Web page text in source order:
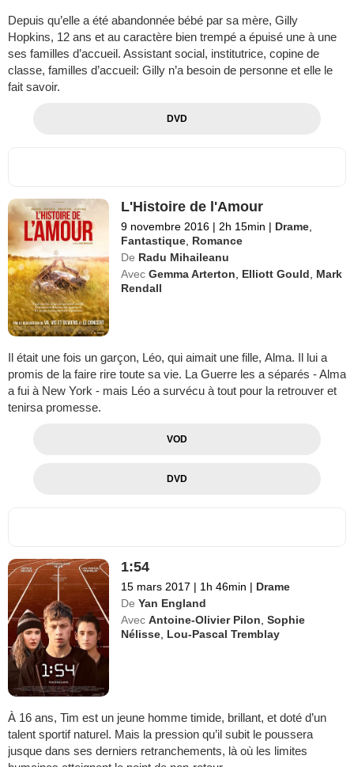
Depuis qu’elle a été abandonnée bébé par sa mère, Gilly
Hopkins, 12 ans et au caractère bien trempé a épuisé une à une
ses familles d’accueil. Assistant social, institutrice, copine de
classe, familles d’accueil: Gilly n’a besoin de personne et elle le
fait savoir.
DVD
L'Histoire de l'Amour
9 novembre 2016 | 2h 15min | Drame
Fantastique Romance
De Radu Mihaileanu
Avec Gemma Arterton Elliott Gould
Mark
Rendall
Il était une fois un garçon, Léo, qui aimait une fille, Alma. Il lui a
promis de la faire rire toute sa vie. La Guerre les a séparés - Alma
a fui à New York - mais Léo a survécu à tout pour la retrouver et
tenirsa promesse.
VOD
DVD
1:54
15 mars 2017 | 1h 46min | Drame
De Yan England
Avec Antoine-Olivier Pilon ,Sophie
Nélisse Lou-Pascal Tremblay
À 16 ans, Tim est un jeune homme timide, brillant, et doté d’un
talent sportif naturel. Mais la pression qu’il subit le poussera
jusque dans ses derniers retranchements, là où les limites